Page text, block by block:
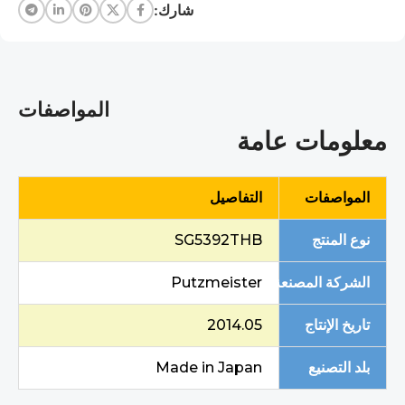
شارك:
المواصفات
معلومات عامة
المواصفات التفاصيل
نوع المنتج SG5392THB
الشركة المصنعة Putzmeister
تاريخ الإنتاج 2014.05
بلد التصنيع Made in Japan